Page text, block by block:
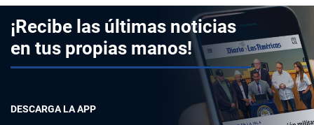
¡Recibe las últimas noticias
en tus propias manos!
DESCARGA LA APP